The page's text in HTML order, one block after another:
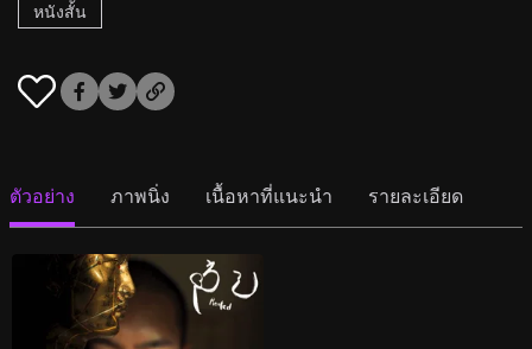
หนังสั้น
ตัวอย่าง ภาพนิ่ง เนื้อหาที่แนะนำ รายละเอียด